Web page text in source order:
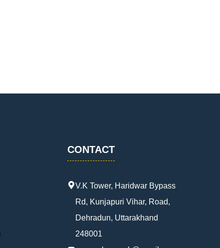
CONTACT
V.K Tower, Haridwar Bypass
Rd, Kunjapuri Vihar, Road,
Dehradun, Uttarakhand
248001